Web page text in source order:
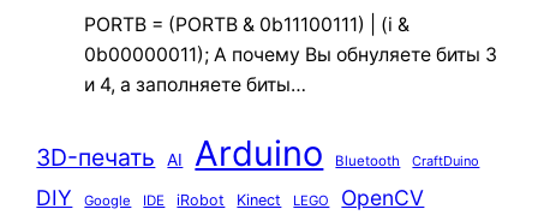
PORTB = (PORTB & 0b11100111) | (i &
0b00000011); А почему Вы обнуляете биты 3
и 4, а заполняете биты…
3D-печать AI Arduino Bluetooth CraftDuino
DIY Google IDE iRobot Kinect LEGO OpenCV